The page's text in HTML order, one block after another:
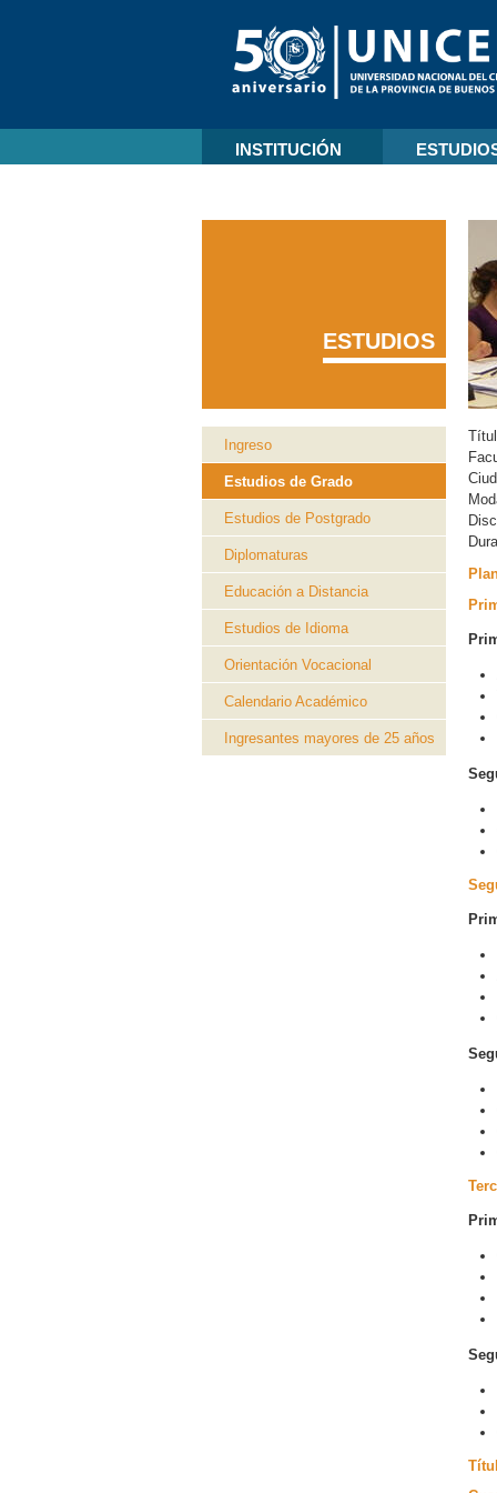
INSTITUCIÓN
ESTUDIOS
Ingreso
Estudios de Grado
Estudios de Postgrado
Diplomaturas
Educación a Distancia
Estudios de Idioma
Orientación Vocacional
Calendario Académico
Ingresantes mayores de 25 años